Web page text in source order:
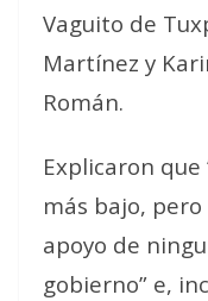
Vaguito de
Martínez y
Román.
Explicaron
más bajo,
apoyo de
gobierno” e,